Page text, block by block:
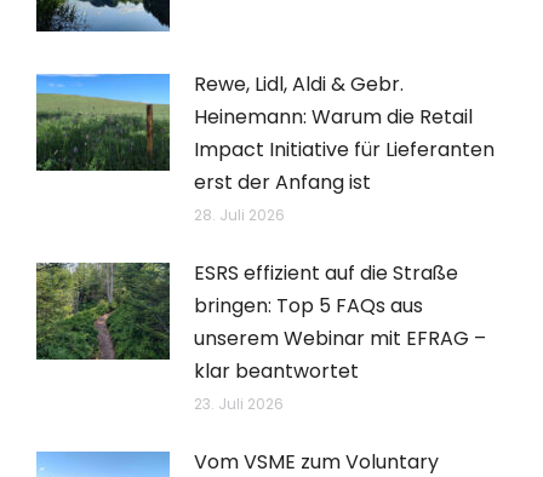
Rewe, Lidl, Aldi & Gebr.
Heinemann: Warum die Retail
Impact Initiative für Lieferanten
erst der Anfang ist
28. Juli 2026
ESRS effizient auf die Straße
bringen: Top 5 FAQs aus
unserem Webinar mit EFRAG –
klar beantwortet
23. Juli 2026
Vom VSME zum Voluntary